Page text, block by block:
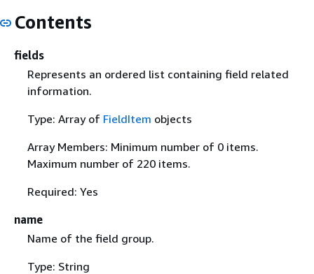
Contents
fields
Represents an ordered list containing field related
information.
Type: Array of FieldItem objects
Array Members: Minimum number of 0 items.
Maximum number of 220 items.
Required: Yes
name
Name of the field group.
Type: String